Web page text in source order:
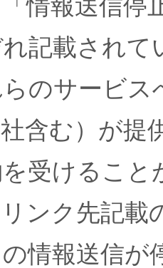
情報送信停
記載されて
のサービ
含む）が提
受けるこ
ンク先記載
情報送信